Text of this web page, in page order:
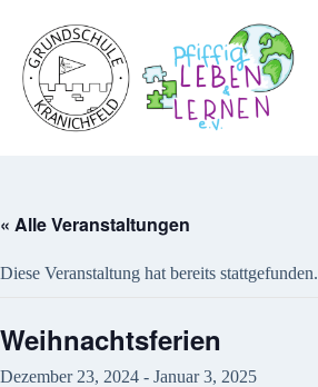
springen
« Alle Veranstaltungen
Diese Veranstaltung hat bereits stattgefunden.
Weihnachtsferien
Dezember 23, 2024 - Januar 3, 2025